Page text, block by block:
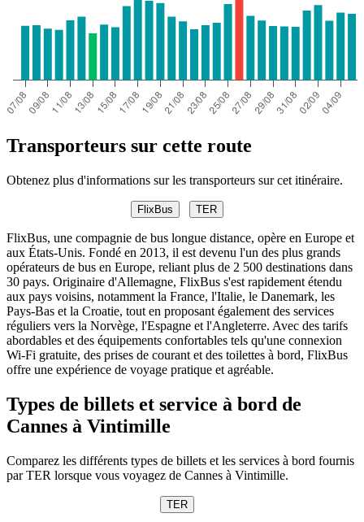
Transporteurs sur cette route
Obtenez plus d'informations sur les transporteurs sur cet itinéraire.
FlixBus TER
FlixBus, une compagnie de bus longue distance, opère en Europe et
aux États-Unis. Fondé en 2013, il est devenu l'un des plus grands
opérateurs de bus en Europe, reliant plus de 2 500 destinations dans
30 pays. Originaire d'Allemagne, FlixBus s'est rapidement étendu
aux pays voisins, notamment la France, l'Italie, le Danemark, les
Pays-Bas et la Croatie, tout en proposant également des services
réguliers vers la Norvège, l'Espagne et l'Angleterre. Avec des tarifs
abordables et des équipements confortables tels qu'une connexion
Wi-Fi gratuite, des prises de courant et des toilettes à bord, FlixBus
offre une expérience de voyage pratique et agréable.
Types de billets et service à bord de
Cannes à Vintimille
Comparez les différents types de billets et les services à bord fournis
par TER lorsque vous voyagez de Cannes à Vintimille.
TER